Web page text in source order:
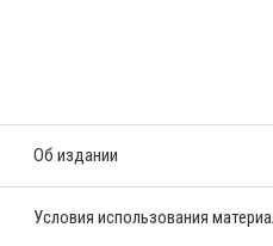
Об издании
Условия использования